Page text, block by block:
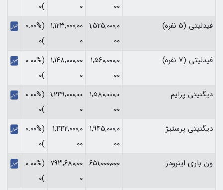
۰۰
۰
)۰
فیدلیتی (5 نفره)
۱,۵۲۵,۰۰۰,۰
۰۰
۱,۱۲۳,۰۰۰,۰۰
۰
(۰.۰۰%
)۰
فیدلیتی (7 نفره)
۱,۵۶۰,۰۰۰,۰
۰۰
۱,۱۴۸,۰۰۰,۰۰
۰
(۰.۰۰%
)۰
دیگنیتی پرایم
۱,۵۸۰,۰۰۰,۰
۰۰
۱,۲۴۹,۰۰۰,۰۰
۰
(۰.۰۰%
)۰
دیگنیتی پرستیژ
۱,۹۴۵,۰۰۰,۰
۰۰
۱,۴۴۲,۰۰۰,۰
۰۰
(۰.۰۰%
)۰
ون باری اینرودز
۶۵۱,۰۰۰,۰۰۰ ۷۹۳,۶۸۰,۰۰
۰
(۰.۰۰%
)۰